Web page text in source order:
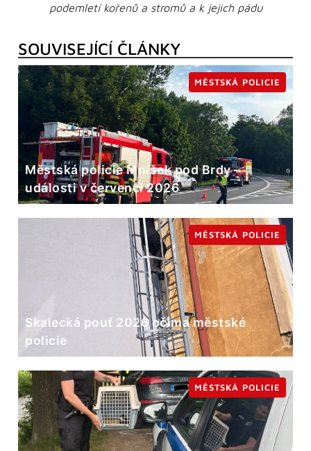
podemletí kořenů a stromů a k jejich pádu
SOUVISEJÍCÍ ČLÁNKY
Městská policie Mníšek pod Brdy –
události v červenci 2026
MĚSTSKÁ POLICIE
Skalecká pouť 2026 očima městské
policie
MĚSTSKÁ POLICIE
MĚSTSKÁ POLICIE